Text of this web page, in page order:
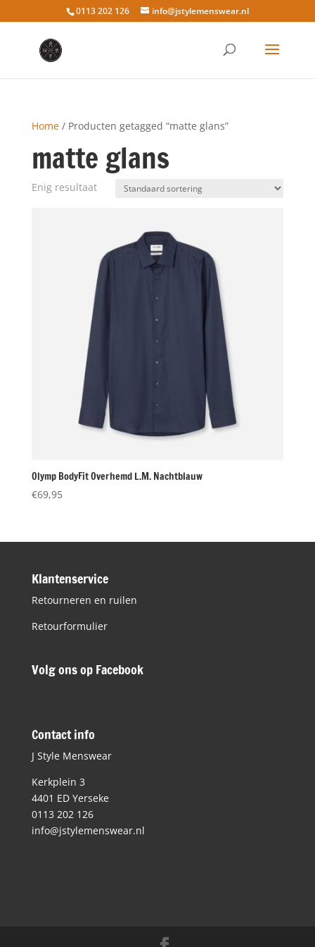
0113 202 126 info@jstylemenswear.nl
Home/ Producten getagged “matte glans”
matte glans
Enig resultaat
Olymp BodyFit Overhemd L.M. Nachtblauw
€69,95
Klantenservice
Retourneren en ruilen
Retourformulier
Volg ons op Facebook
Contact info
J Style Menswear
Kerkplein 3
4401 ED Yerseke
0113 202 126
info@jstylemenswear.nl